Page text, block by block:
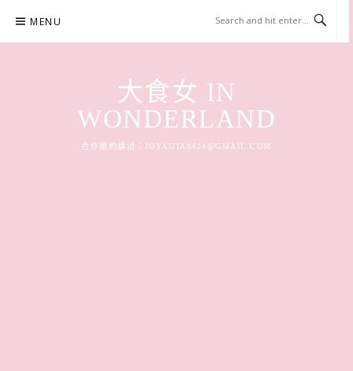
content
MENU
大食女 IN
WONDERLAND
合作邀約請洽： JOYAIJIA0424@GMAIL.COM